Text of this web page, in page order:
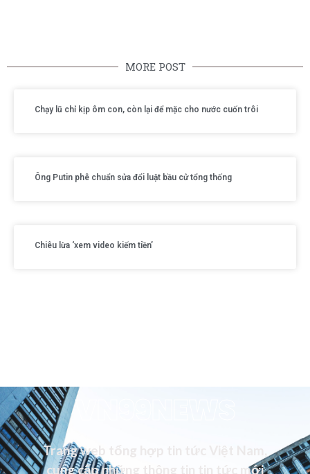
MORE POST
Chạy lũ chỉ kịp ôm con, còn lại để mặc cho nước cuốn trôi
Ông Putin phê chuẩn sửa đổi luật bầu cử tổng thống
Chiêu lừa ‘xem video kiếm tiền’
VN99NEWS
Trang web tổng hợp tin tức Việt Nam,
cung cấp những thông tin tin tức mới